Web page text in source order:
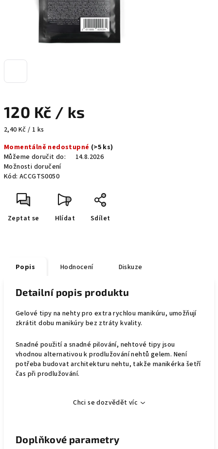
120 Kč / ks
Měrná
2,40 Kč / 1 ks
Momentálně nedostupné (>5 ks)
Můžeme doručit do:
14.8.2026
Možnosti doručení
Kód: ACCGTS0050
Zeptat se Hlídat Sdílet
Popis Hodnocení Diskuze
Detailní popis produktu
Gelové tipy na nehty pro extra rychlou manikúru, umožňují
zkrátit dobu manikúry bez ztráty kvality.
Snadné použití a snadné pilování, nehtové tipy jsou
vhodnou alternativou k prodlužování nehtů gelem. Není
potřeba budovat architekturu nehtu, takže manikérka šetří
čas při prodlužování.
Chci se dozvědět víc
Doplňkové parametry